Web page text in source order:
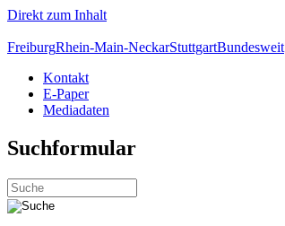
Direkt zum Inhalt
FreiburgRhein-Main-NeckarStuttgartBundesweit
Kontakt
E-Paper
Mediadaten
Suchformular